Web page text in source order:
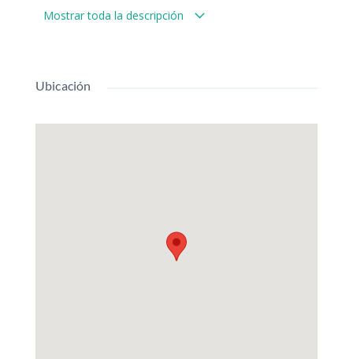
Superficie de 900m2 de lote.
Excelente estructura, lugar tranquilo y seguro. Ideal
Recibe casa o duplex, vehículo en parte de pago
Mostrar toda la descripción
Ubicación